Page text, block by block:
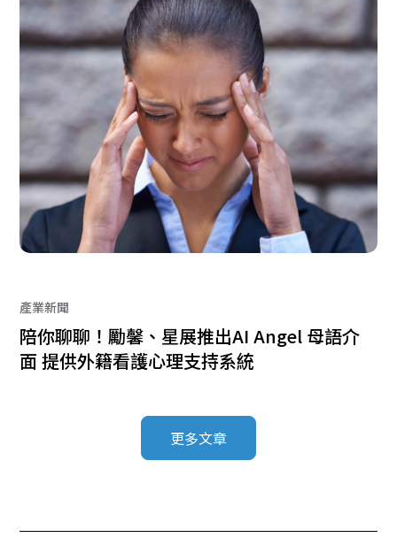
產業新聞
陪你聊聊！勵馨、星展推出AI Angel 母語介
面 提供外籍看護心理支持系統
更多文章